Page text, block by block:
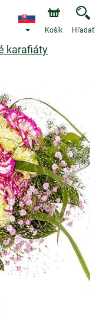
Košík Hľadať
karafiáty